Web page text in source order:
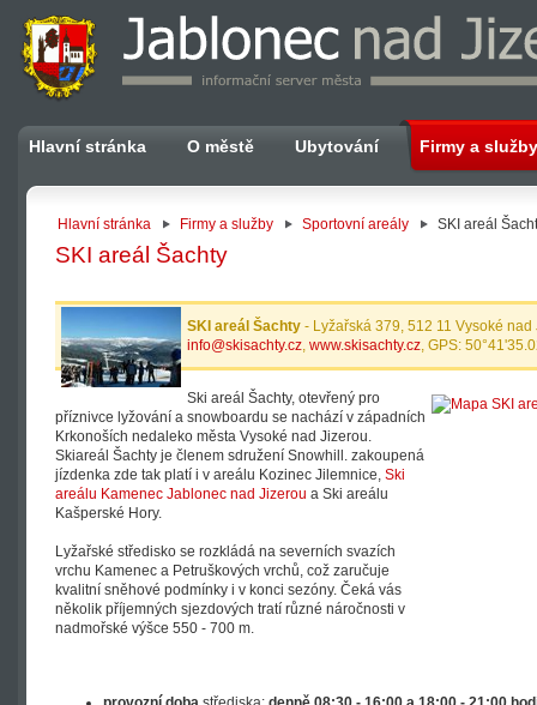
Hlavní stránka O městě Ubytování Firmy a služby
Hlavní stránka Firmy a služby Sportovní areály SKI areál
SKI areál Šachty
SKI areál Šachty - Lyžařská 379, 512 11 Vysoké
info@skisachty.cz, www.skisachty.cz, GPS:
Ski areál Šachty, otevřený pro
příznivce lyžování a snowboardu se nachází v západních
Krkonoších nedaleko města Vysoké nad Jizerou.
Skiareál Šachty je členem sdružení Snowhill. zakoupená
jízdenka zde tak platí i v areálu Kozinec Jilemnice, Ski
areálu Kamenec Jablonec nad Jizerou a Ski areálu
Kašperské Hory.
Lyžařské středisko se rozkládá na severních svazích
vrchu Kamenec a Petruškových vrchů, což zaručuje
kvalitní sněhové podmínky i v konci sezóny. Čeká vás
několik příjemných sjezdových tratí různé náročnosti v
nadmořské výšce 550 - 700 m.